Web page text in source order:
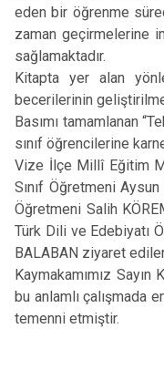
eden bir öğrenme
zaman geçirmelerine
sağlamaktadır.
Kitapta yer alan
becerilerinin
Basımı tamamlanan
sınıf öğrencilerine
Vize İlçe Millî Eğitim
Sınıf Öğretmeni
Öğretmeni Salih
Türk Dili ve Edebiyatı
BALABAN ziyaret
Kaymakamımız
bu anlamlı çalışmada
temenni etmiştir.